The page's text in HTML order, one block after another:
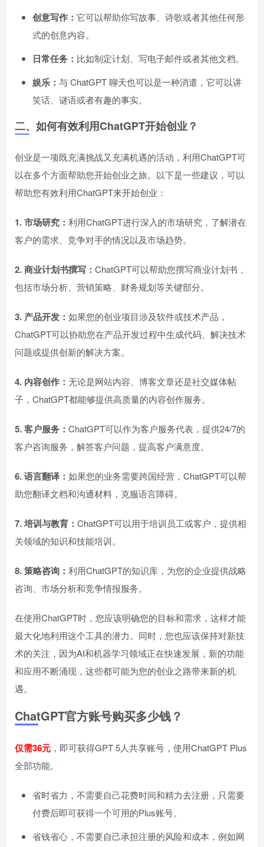
创意写作： 它可以帮助你写故事、诗歌或者其他任何形
式的创意内容。
日常任务： 比如制定计划、写电子邮件或者其他文档。
娱乐： 与 ChatGPT 聊天也可以是一种消遣，它可以讲
笑话、谜语或者有趣的事实。
二、如何有效利用ChatGPT开始创业？
创业是一项既充满挑战又充满机遇的活动，利用ChatGPT可
以在多个方面帮助您开始创业之旅。以下是一些建议，可以
帮助您有效利用ChatGPT来开始创业：
1. 市场研究： 利用ChatGPT进行深入的市场研究，了解潜在
客户的需求、竞争对手的情况以及市场趋势。
2. 商业计划书撰写： ChatGPT可以帮助您撰写商业计划书，
包括市场分析、营销策略、财务规划等关键部分。
3. 产品开发： 如果您的创业项目涉及软件或技术产品，
ChatGPT可以协助您在产品开发过程中生成代码、解决技术
问题或提供创新的解决方案。
4. 内容创作： 无论是网站内容、博客文章还是社交媒体帖
子，ChatGPT都能够提供高质量的内容创作服务。
5. 客户服务： ChatGPT可以作为客户服务代表，提供24/7的
客户咨询服务，解答客户问题，提高客户满意度。
6. 语言翻译： 如果您的业务需要跨国经营，ChatGPT可以帮
助您翻译文档和沟通材料，克服语言障碍。
7. 培训与教育： ChatGPT可以用于培训员工或客户，提供相
关领域的知识和技能培训。
8. 策略咨询： 利用ChatGPT的知识库，为您的企业提供战略
咨询、市场分析和竞争情报服务。
在使用ChatGPT时，您应该明确您的目标和需求，这样才能
最大化地利用这个工具的潜力。同时，您也应该保持对新技
术的关注，因为AI和机器学习领域正在快速发展，新的功能
和应用不断涌现，这些都可能为您的创业之路带来新的机
遇。
ChatGPT官方账号购买多少钱？
仅需36元 ，即可获得GPT 5人共享账号，使用ChatGPT Plus
全部功能。
省时省力，不需要自己花费时间和精力去注册，只需要
付费后即可获得一个可用的Plus账号。
省钱省心，不需要自己承担注册的风险和成本，例如网